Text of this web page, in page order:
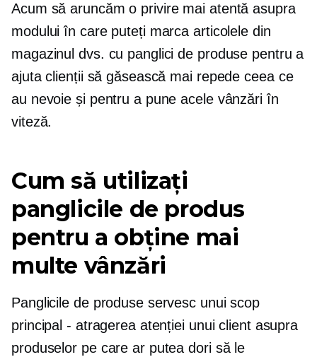
Acum să aruncăm o privire mai atentă asupra
modului în care puteți marca articolele din
magazinul dvs. cu panglici de produse pentru a
ajuta clienții să găsească mai repede ceea ce
au nevoie și pentru a pune acele vânzări în
viteză.
Cum să utilizați
panglicile de produs
pentru a obține mai
multe vânzări
Panglicile de produse servesc unui scop
principal - atragerea atenției unui client asupra
produselor pe care ar putea dori să le